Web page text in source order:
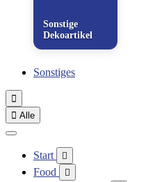
Sonstige
Dekoartikel
Sonstiges

 Alle
Start 
Food 